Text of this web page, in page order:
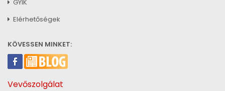
GYIK
Elérhetőségek
KÖVESSEN MINKET:
Vevőszolgálat